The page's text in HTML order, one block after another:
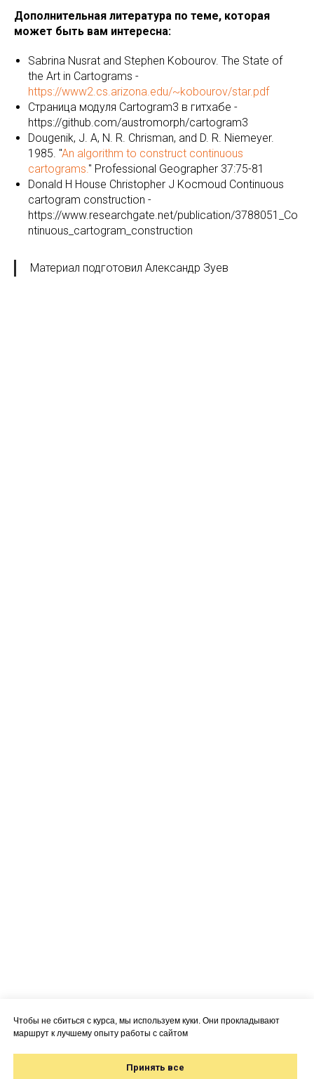
Дополнительная литература по теме, которая
может быть вам интересна:
Sabrina Nusrat and Stephen Kobourov. The State of
the Art in Cartograms -
https://www2.cs.arizona.edu/~kobourov/star.pdf
Страница модуля Cartogram3 в гитхабе -
https://github.com/austromorph/cartogram3
Dougenik, J. A, N. R. Chrisman, and D. R. Niemeyer.
1985. "An algorithm to construct continuous
cartograms. " Professional Geographer 37:75-81
Donald H House Christopher J Kocmoud Continuous
cartogram construction -
https://www.researchgate.net/publication/3788051_Co
ntinuous_cartogram_construction
Материал подготовил Александр Зуев
Чтобы не сбиться с курса, мы используем куки. Они прокладывают
маршрут к лучшему опыту работы с сайтом
Принять все